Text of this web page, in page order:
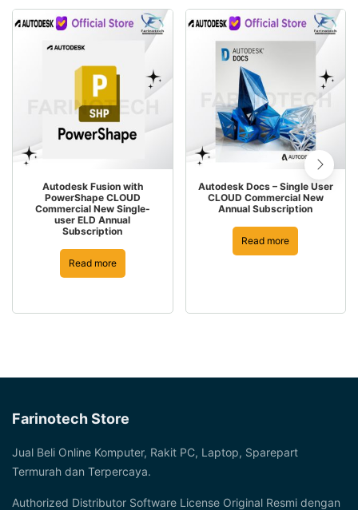
Autodesk Fusion with
PowerShape CLOUD
Commercial New Single-
user ELD Annual
Subscription
Read more
Autodesk Docs – Single User
CLOUD Commercial New
Annual Subscription
Read more
Farinotech Store
Jual Beli Online Komputer, Rakit PC, Laptop, Sparepart
Termurah dan Terpercaya.
Authorized Distributor Software License Original Resmi dengan